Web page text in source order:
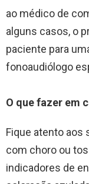
ao médico de
alguns casos, o
paciente para
fonoaudiólogo
O que fazer em
Fique atento aos
com choro ou
indicadores de